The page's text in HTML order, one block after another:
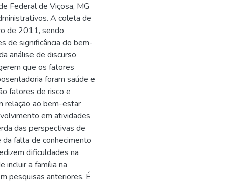
Federal de Viçosa, MG
A coleta de
de 2011, sendo
de significância do bem-
análise de discurso
que os fatores
foram saúde e
fatores de risco e
relação ao bem-estar
em atividades
das perspectivas de
da falta de conhecimento
dificuldades na
incluir a família na
pesquisas anteriores. É